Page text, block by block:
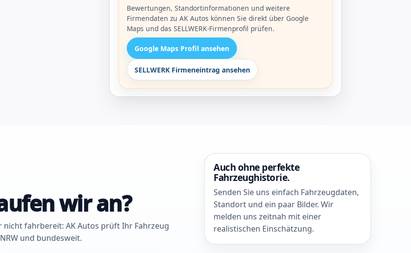
Bewertungen, Standortinformationen und weitere
Firmendaten zu AK Autos können Sie direkt über Google
Maps und das SELLWERK-Firmenprofil prüfen.
Google Maps Profil ansehen
SELLWERK Firmeneintrag ansehen
wir an?
fahrbereit: AK Autos prüft Ihr Fahrzeug
und bundesweit.
Auch ohne perfekte
Fahrzeughistorie.
Senden Sie uns einfach Fahrzeugdaten,
Standort und ein paar Bilder. Wir
melden uns zeitnah mit einer
realistischen Einschätzung.